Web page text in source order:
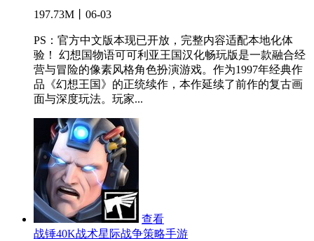
197.73M丨06-03
PS：官方中文版本现已开放，完整内容适配本地化体
验！ 幻想国物语可可利亚王国汉化畅玩版是一款融合经
营与冒险的像素风格角色扮演游戏。作为1997年经典作
品《幻想王国》的正统续作，本作延续了前作的复古画
面与深度玩法。玩家...
查看
战锤40K战术星际战争策略手游